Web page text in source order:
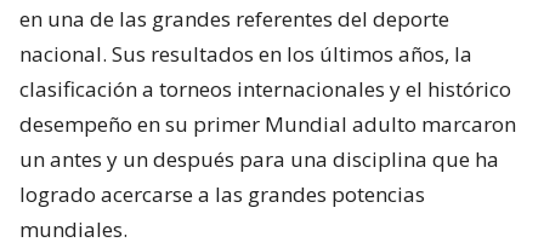
en una de las grandes referentes del deporte
nacional. Sus resultados en los últimos años, la
clasificación a torneos internacionales y el histórico
desempeño en su primer Mundial adulto marcaron
un antes y un después para una disciplina que ha
logrado acercarse a las grandes potencias
mundiales.